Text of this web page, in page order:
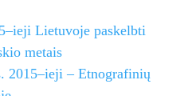
Lietuvoje paskelbti
metais
2015–ieji – Etnografinių